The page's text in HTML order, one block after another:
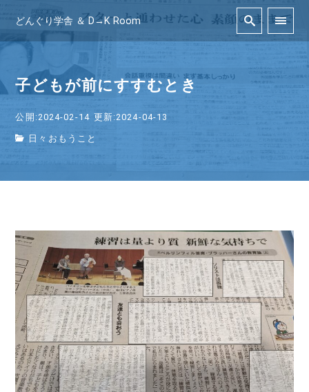
どんぐり学舎 ＆ D→K Room
子どもが前にすすむとき
公開:2024-02-14 更新:2024-04-13
日々おもうこと